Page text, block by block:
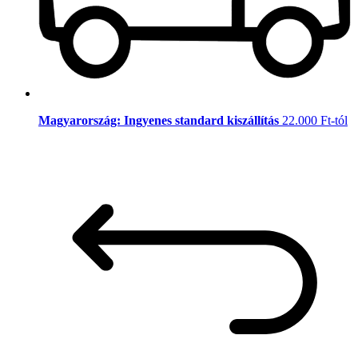
Magyarország: Ingyenes standard kiszállítás 22.000 Ft-tól